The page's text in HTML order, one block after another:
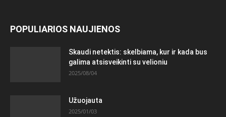
POPULIARIOS NAUJIENOS
Skaudi netektis: skelbiama, kur ir kada bus
galima atsisveikinti su velioniu
2025/08/04
Užuojauta
2025/01/03